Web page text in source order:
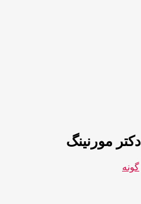
مورنینگ
گونه